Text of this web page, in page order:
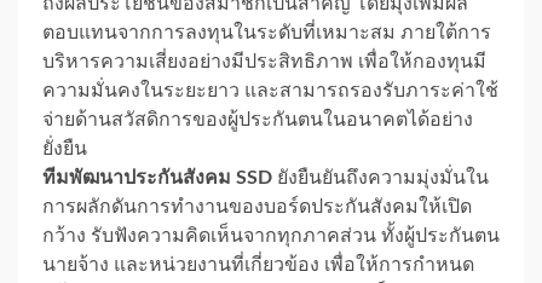
ตอบแทนจากการลงทุนในระดับที่เหมาะสม ภายใต้การ
บริหารความเสี่ยงอย่างมีประสิทธิภาพ เพื่อให้กองทุนมี
ความมั่นคงในระยะยาว และสามารถรองรับภาระค่าใช้
จ่ายด้านสวัสดิการของผู้ประกันตนในอนาคตได้อย่าง
ยั่งยืน
ทีมพัฒนาประกันสังคม SSD ยังยืนยันถึงความมุ่งมั่นใน
การผลักดันการทำงานของบอร์ดประกันสังคมให้เปิด
กว้าง รับฟังความคิดเห็นจากทุกภาคส่วน ทั้งผู้ประกันตน
นายจ้าง และหน่วยงานที่เกี่ยวข้อง เพื่อให้การกำหนด